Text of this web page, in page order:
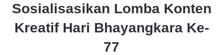
Sosialisasikan Lomba Konten
Kreatif Hari Bhayangkara Ke-
77